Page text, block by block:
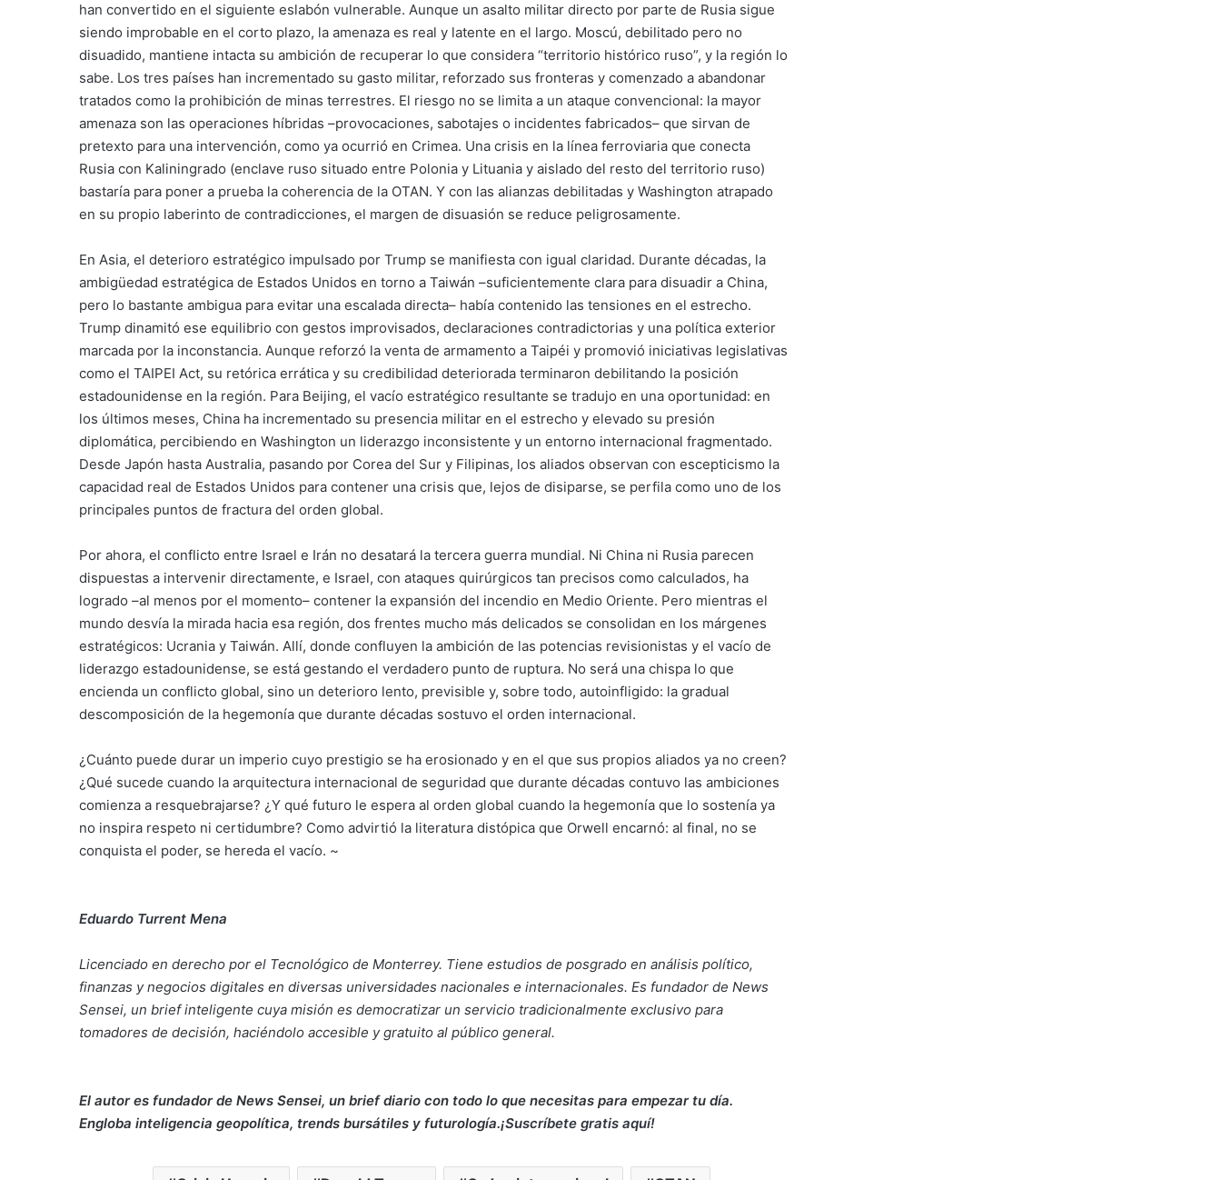
han convertido en el siguiente eslabón vulnerable. Aunque un asalto militar directo por parte de Rusia sigue
siendo improbable en el corto plazo, la amenaza es real y latente en el largo. Moscú, debilitado pero no
disuadido, mantiene intacta su ambición de recuperar lo que considera “territorio histórico ruso”, y la región lo
sabe. Los tres países han incrementado su gasto militar, reforzado sus fronteras y comenzado a abandonar
tratados como la prohibición de minas terrestres. El riesgo no se limita a un ataque convencional: la mayor
amenaza son las operaciones híbridas –provocaciones, sabotajes o incidentes fabricados– que sirvan de
pretexto para una intervención, como ya ocurrió en Crimea. Una crisis en la línea ferroviaria que conecta
Rusia con Kaliningrado (enclave ruso situado entre Polonia y Lituania y aislado del resto del territorio ruso)
bastaría para poner a prueba la coherencia de la OTAN. Y con las alianzas debilitadas y Washington atrapado
en su propio laberinto de contradicciones, el margen de disuasión se reduce peligrosamente.
En Asia, el deterioro estratégico impulsado por Trump se manifiesta con igual claridad. Durante décadas, la
ambigüedad estratégica de Estados Unidos en torno a Taiwán –suficientemente clara para disuadir a China,
pero lo bastante ambigua para evitar una escalada directa– había contenido las tensiones en el estrecho.
Trump dinamitó ese equilibrio con gestos improvisados, declaraciones contradictorias y una política exterior
marcada por la inconstancia. Aunque reforzó la venta de armamento a Taipéi y promovió iniciativas legislativas
como el TAIPEI Act, su retórica errática y su credibilidad deteriorada terminaron debilitando la posición
estadounidense en la región. Para Beijing, el vacío estratégico resultante se tradujo en una oportunidad: en
los últimos meses, China ha incrementado su presencia militar en el estrecho y elevado su presión
diplomática, percibiendo en Washington un liderazgo inconsistente y un entorno internacional fragmentado.
Desde Japón hasta Australia, pasando por Corea del Sur y Filipinas, los aliados observan con escepticismo la
capacidad real de Estados Unidos para contener una crisis que, lejos de disiparse, se perfila como uno de los
principales puntos de fractura del orden global.
Por ahora, el conflicto entre Israel e Irán no desatará la tercera guerra mundial. Ni China ni Rusia parecen
dispuestas a intervenir directamente, e Israel, con ataques quirúrgicos tan precisos como calculados, ha
logrado –al menos por el momento– contener la expansión del incendio en Medio Oriente. Pero mientras el
mundo desvía la mirada hacia esa región, dos frentes mucho más delicados se consolidan en los márgenes
estratégicos: Ucrania y Taiwán. Allí, donde confluyen la ambición de las potencias revisionistas y el vacío de
liderazgo estadounidense, se está gestando el verdadero punto de ruptura. No será una chispa lo que
encienda un conflicto global, sino un deterioro lento, previsible y, sobre todo, autoinfligido: la gradual
descomposición de la hegemonía que durante décadas sostuvo el orden internacional.
¿Cuánto puede durar un imperio cuyo prestigio se ha erosionado y en el que sus propios aliados ya no creen?
¿Qué sucede cuando la arquitectura internacional de seguridad que durante décadas contuvo las ambiciones
comienza a resquebrajarse? ¿Y qué futuro le espera al orden global cuando la hegemonía que lo sostenía ya
no inspira respeto ni certidumbre? Como advirtió la literatura distópica que Orwell encarnó: al final, no se
conquista el poder, se hereda el vacío. ~
Eduardo Turrent Mena
Licenciado en derecho por el Tecnológico de Monterrey. Tiene estudios de posgrado en análisis político,
finanzas y negocios digitales en diversas universidades nacionales e internacionales. Es fundador de News
Sensei, un brief inteligente cuya misión es democratizar un servicio tradicionalmente exclusivo para
tomadores de decisión, haciéndolo accesible y gratuito al público general.
El autor es fundador de News Sensei, un brief diario con todo lo que necesitas para empezar tu día.
Engloba inteligencia geopolítica, trends bursátiles y futurología.¡Suscríbete gratis aquí!